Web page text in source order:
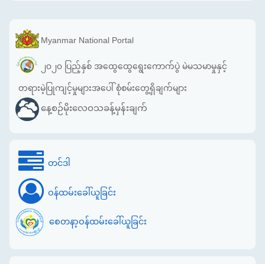
Myanmar National Portal
၂၀၂၀ ပြည့်နှစ် အထွေထွေရွေးကောက်ပွဲ မဲမသမာမှုနှင့်
တရားမဲ့ပြုကျင့်မှုများအပေါ် စုံစမ်းတွေ့ရှိချက်များ
နေ့စဉ်မိုးလေဝသခန့်မှန်းချက်
တင်ဒါ
ဝန်ထမ်းခေါ်ယူခြင်း
စေတနာ့ဝန်ထမ်းခေါ်ယူခြင်း